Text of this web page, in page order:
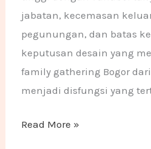
jabatan, kecemasan
pegunungan, dan batas
keputusan desain yang
family gathering Bogor
menjadi disfungsi yang
Read More »